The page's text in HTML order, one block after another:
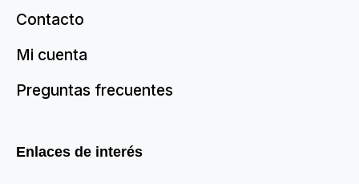
Contacto
Mi cuenta
Preguntas frecuentes
Enlaces de interés